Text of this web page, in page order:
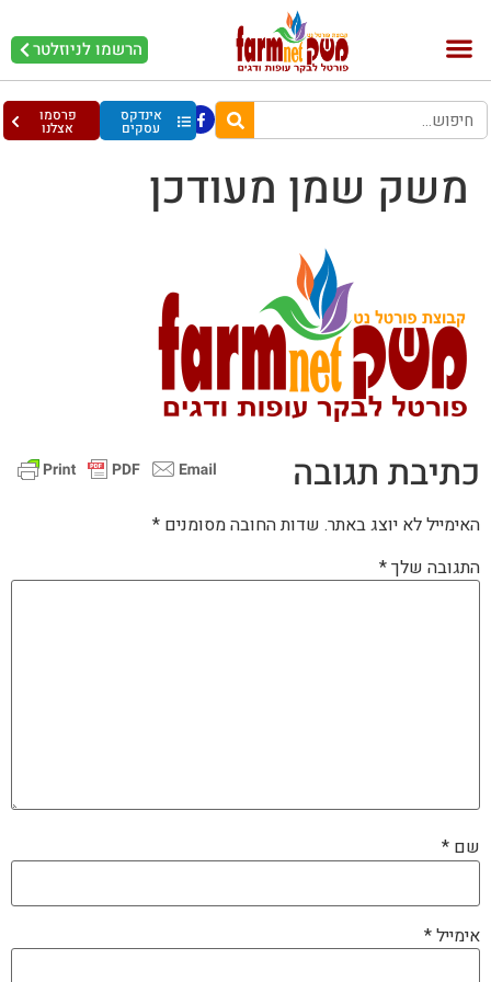
הרשמו לניוזלטר
אינדקס
עסקים
פרסמו
אצלנו
משק שמן מעודכן
כתיבת תגובה
האימייל לא יוצג באתר. שדות החובה מסומנים *
התגובה שלך*
שם *
אימייל*